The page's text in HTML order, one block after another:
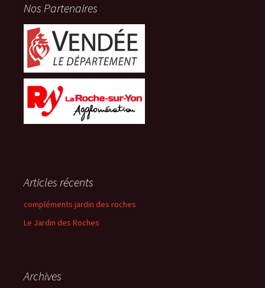
Nos Partenaires
Articles récents
compléments jardin des roches
Le Jardin des Roches
Archives